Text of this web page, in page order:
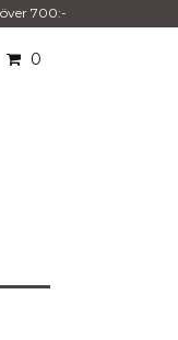
700:-
0